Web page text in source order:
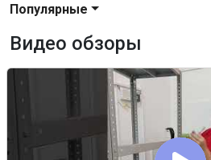
Популярные
Видео обзоры